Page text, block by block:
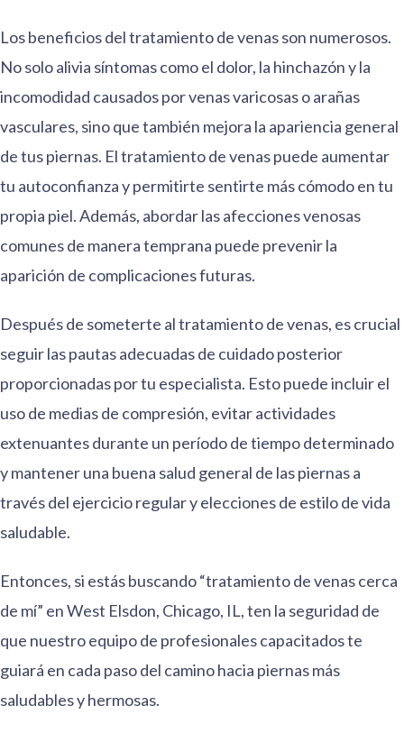
Los beneficios del tratamiento de venas son numerosos.
No solo alivia síntomas como el dolor, la hinchazón y la
incomodidad causados por venas varicosas o arañas
vasculares, sino que también mejora la apariencia general
de tus piernas. El tratamiento de venas puede aumentar
tu autoconfianza y permitirte sentirte más cómodo en tu
propia piel. Además, abordar las afecciones venosas
comunes de manera temprana puede prevenir la
aparición de complicaciones futuras.
Después de someterte al tratamiento de venas, es crucial
seguir las pautas adecuadas de cuidado posterior
proporcionadas por tu especialista. Esto puede incluir el
uso de medias de compresión, evitar actividades
extenuantes durante un período de tiempo determinado
y mantener una buena salud general de las piernas a
través del ejercicio regular y elecciones de estilo de vida
saludable.
Entonces, si estás buscando “tratamiento de venas cerca
de mí” en West Elsdon, Chicago, IL, ten la seguridad de
que nuestro equipo de profesionales capacitados te
guiará en cada paso del camino hacia piernas más
saludables y hermosas.